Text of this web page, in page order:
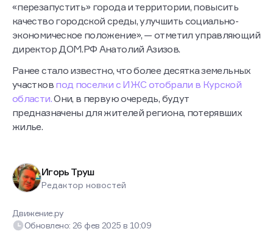
«перезапустить» города и территории, повысить
качество городской среды, улучшить социально-
экономическое положение», — отметил управляющий
директор ДОМ.РФ Анатолий Азизов.
Ранее стало известно, что более десятка земельных
участков под поселки с ИЖС отобрали в Курской
области.Они, в первую очередь, будут
предназначены для жителей региона, потерявших
жилье.
Игорь Труш
Редактор новостей
Движение.ру
Обновлено: 26 фев 2025в 10:09